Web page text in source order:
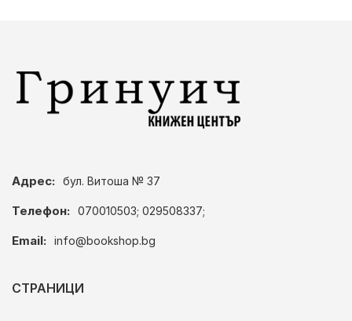
Адрес: бул. Витоша № 37
Телефон: 070010503; 029508337;
Email: info@bookshop.bg
СТРАНИЦИ